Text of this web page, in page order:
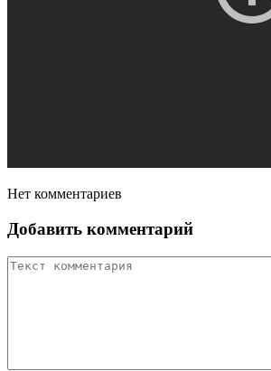
Нет комментариев
Добавить комментарий